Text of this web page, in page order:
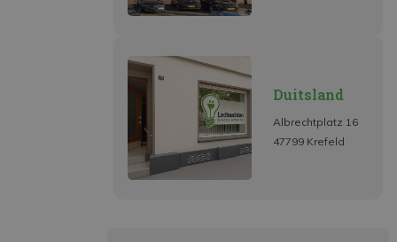
Duitsland
Albrechtplatz 16
47799 Krefeld